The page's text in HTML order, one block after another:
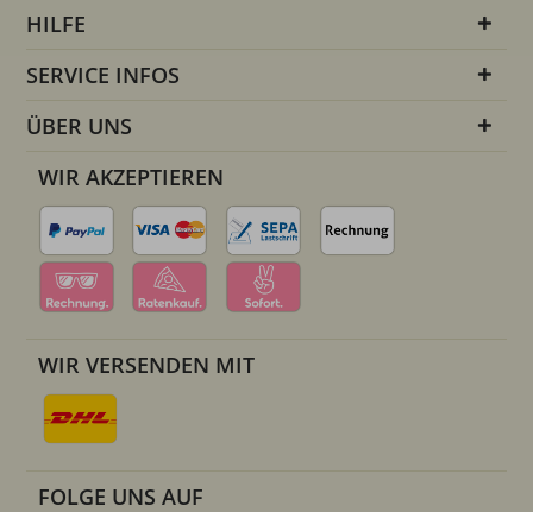
HILFE
SERVICE INFOS
ÜBER UNS
WIR AKZEPTIEREN
WIR VERSENDEN MIT
FOLGE UNS AUF